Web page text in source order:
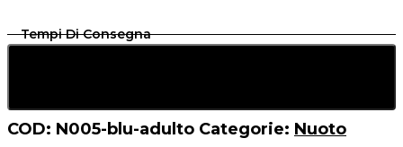
Tempi Di Consegna
COD: N005-blu-adulto Categorie: Nuoto